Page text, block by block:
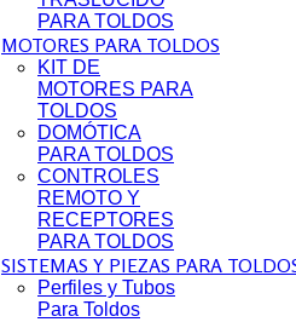
PARA TOLDOS
MOTORES PARA TOLDOS
KIT DE
MOTORES PARA
TOLDOS
DOMÓTICA
PARA TOLDOS
CONTROLES
REMOTO Y
RECEPTORES
PARA TOLDOS
SISTEMAS Y PIEZAS PARA
Perfiles y Tubos
Para Toldos